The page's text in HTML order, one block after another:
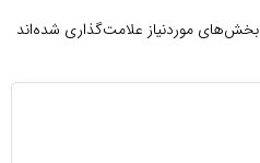
بخش‌های موردنیاز علامت‌گذاری شده‌اند